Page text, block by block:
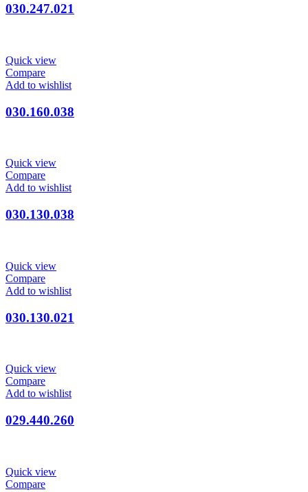
030.247.021
Quick view
Compare
Add to wishlist
030.160.038
Quick view
Compare
Add to wishlist
030.130.038
Quick view
Compare
Add to wishlist
030.130.021
Quick view
Compare
Add to wishlist
029.440.260
Quick view
Compare